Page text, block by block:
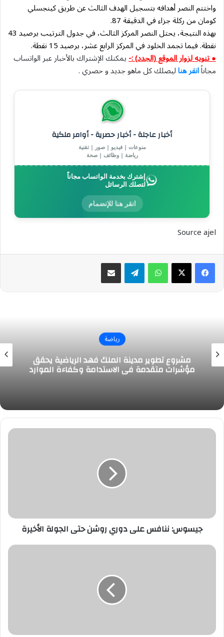
واختتم النصر أهدافه بتسجيل الهدف الثالث عن طريق كينجسلي
كومان من ركلة جزاء في الدقيقة 87.
بهذه النتيجة، يحتل النصر المركز الثالث، في جدول الترتيب برصيد 43
نقطة. فيما تجمد الخلود في المركز الرابع عشر، برصيد 15 نقطة.
● تنويه لزوار الموقع (الجدد) :-يمكنك الإشتراك بالأخبار عبر الواتساب
مجاناًانقر هناليصلك كل ماهو جديد و حصري .
أخبار عاجلة - أخبار حصرية - أوامر ملكية
منوعات | فيديو | صور | تقنية
رياضة | وظائف | صحة
إشترك بخدمة الواتساب مجاناً
لتصلك الرسائل
انقر هنا للإنضمام
Source ajel
واتسابتيلقرام مشاركة عبر البريد
رياضة
مشروع تطوير مدينة الملك فهد الرياضية يحقق
مؤشرات متقدمة في الاستدامة وكفاءة الموارد
جيسوس:
جيسوس: ننافس على دوري روشن حتى الجولة الأخيرة
مدرب